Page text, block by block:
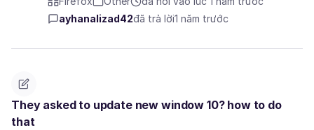
ayhanalizad42đã trả lời1 năm trước
They asked to update new window 10? how to do
that